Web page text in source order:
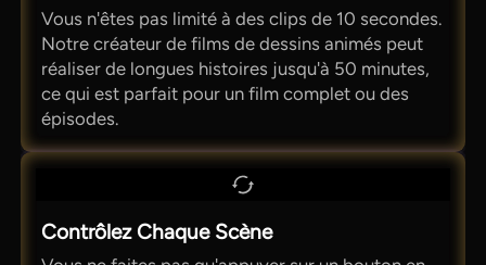
Vous n'êtes pas limité à des clips de 10 secondes.
Notre créateur de films de dessins animés peut
réaliser de longues histoires jusqu'à 50 minutes,
ce qui est parfait pour un film complet ou des
épisodes.
Contrôlez Chaque Scène